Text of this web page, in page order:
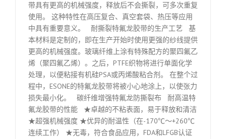
带具有更高的机械强度，释放后不会撕裂，可多次重复
使用。 这种特性在高压复合、真空套袋、热压等应用
中具有重要意义。 耐撕裂特氟龙胶带的生产工艺 基
本材料是定制的，即在生产开始时使用更强的纱线提供
更高的机械强度。玻璃纤维上涂有特殊配方的聚四氟乙
烯（聚四氟乙烯）。之后，PTFE织物将进行单面化学
处理，以便粘接有机硅PSA或丙烯酸粘合剂。 在整个过
程中，ESONE的特氟龙胶带将被小心地涂上，以使张力
损失最小化。 碳纤维增强特氟龙防撕裂布 耐高温特
氟龙胶带的性能 ★卓越的不粘表面，易于释放和清洁
★超强机械强度 ★优异的耐温性（在-170℃～+260℃
连续工作） ★无毒，符合食品应用，FDA和LFGB认证